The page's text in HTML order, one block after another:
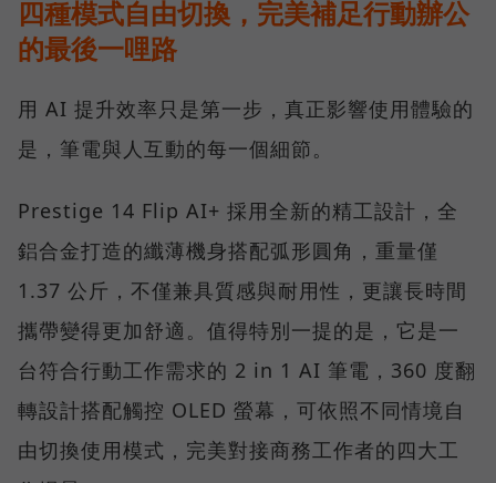
四種模式自由切換，完美補足行動辦公
的最後一哩路
用 AI 提升效率只是第一步，真正影響使用體驗的
是，筆電與人互動的每一個細節。
Prestige 14 Flip AI+ 採用全新的精工設計，全
鋁合金打造的纖薄機身搭配弧形圓角，重量僅
1.37 公斤，不僅兼具質感與耐用性，更讓長時間
攜帶變得更加舒適。值得特別一提的是，它是一
台符合行動工作需求的 2 in 1 AI 筆電，360 度翻
轉設計搭配觸控 OLED 螢幕，可依照不同情境自
由切換使用模式，完美對接商務工作者的四大工